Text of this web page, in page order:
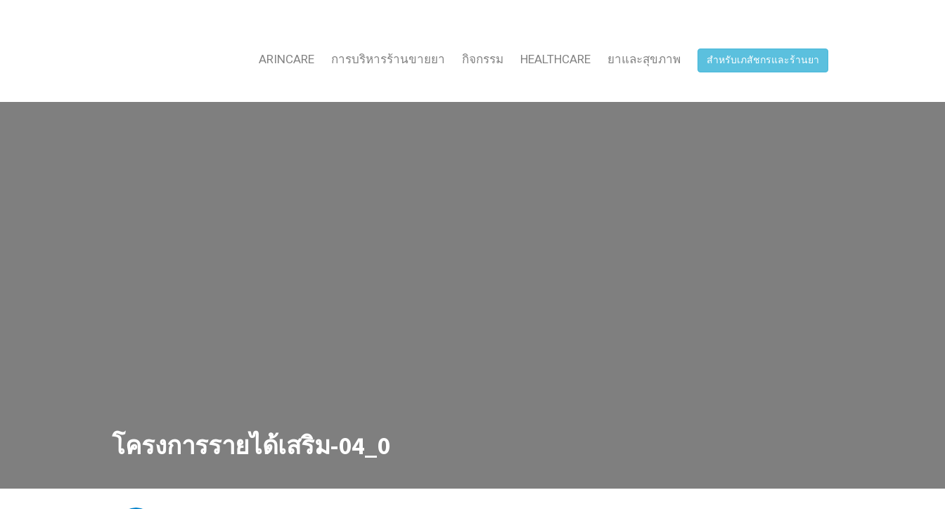
ARINCARE การบริหารร้านขายยา กิจกรรม HEALTHCARE ยาและสุขภาพ สำหรับเภสัชกรและร้านยา
โครงการรายได้เสริม-04_0